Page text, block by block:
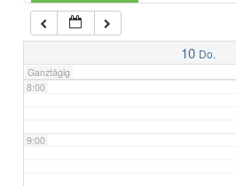
10 Do.
Ganztägig
7:00
8:00
9:00